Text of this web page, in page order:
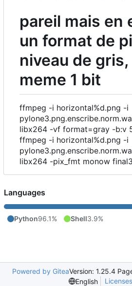
pareil mais en
un format de
niveau de gris,
meme 1 bit
ffmpeg -i horizontal%d.png -i
libx264 -vf format=gray -b:v
ffmpeg -i horizontal%d.png -i
libx264 -pix_fmt monow
Languages
Python96.1% Shell3.9%
Powered by GiteaVersion: 1.25.4
English
Licenses